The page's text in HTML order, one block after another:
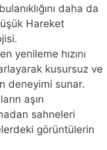
daha da
Hareket
yenileme hızını
kusursuz ve
deneyimi sunar.
aşırı
sahneleri
görüntülerin